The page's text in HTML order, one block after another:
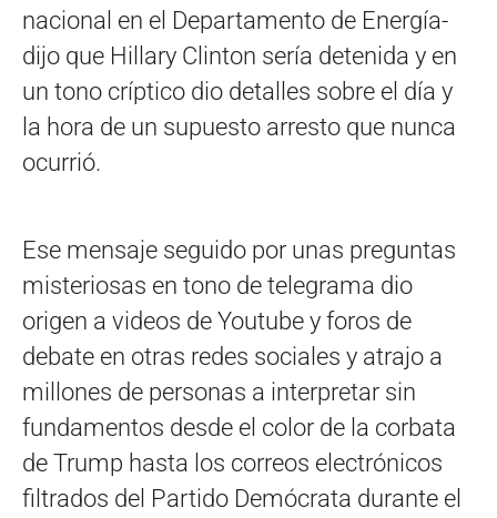
nacional en el Departamento de Energía-
dijo que Hillary Clinton sería detenida y en
un tono críptico dio detalles sobre el día y
la hora de un supuesto arresto que nunca
ocurrió.
Ese mensaje seguido por unas preguntas
misteriosas en tono de telegrama dio
origen a videos de Youtube y foros de
debate en otras redes sociales y atrajo a
millones de personas a interpretar sin
fundamentos desde el color de la corbata
de Trump hasta los correos electrónicos
filtrados del Partido Demócrata durante el